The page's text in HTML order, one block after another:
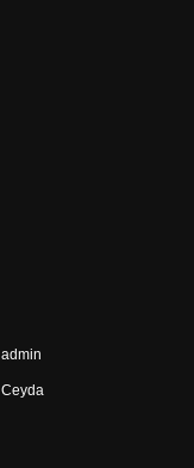
admin
Ceyda